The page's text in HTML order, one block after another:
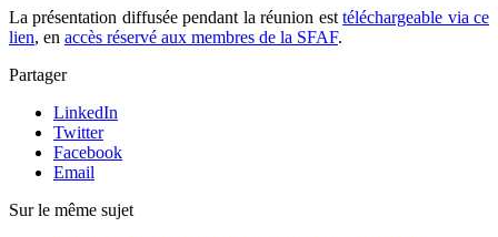
La présentation diffusée pendant la réunion esttéléchargeable via ce
lien, en accès réservé aux membres de la SFAF.
Partager
LinkedIn
Twitter
Facebook
Email
Sur le même sujet